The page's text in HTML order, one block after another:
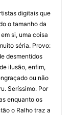
digitais que
o tamanho da
si, uma coisa
séria. Provo:
desmentidos
ilusão, enfim,
ou não
Seríssimo. Por
enquanto os
o Ralho traz a